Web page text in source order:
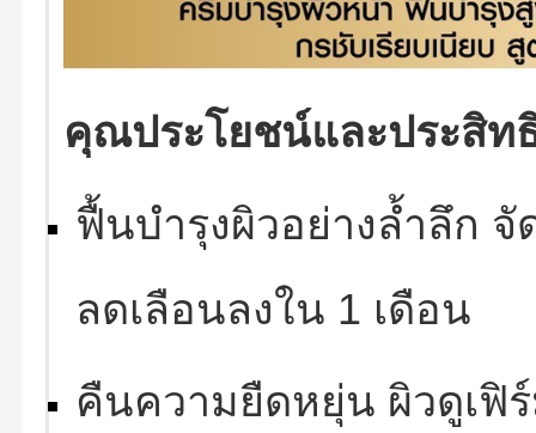
คุณประโยชน์และประสิท
ฟื้นบำรุงผิวอย่างล้ำลึก
ลดเลือนลงใน 1 เดือน
คืนความยืดหยุ่น ผิวดูเฟิ